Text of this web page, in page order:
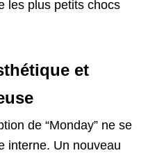
les plus petits chocs
et
de “Monday” ne se
interne. Un nouveau